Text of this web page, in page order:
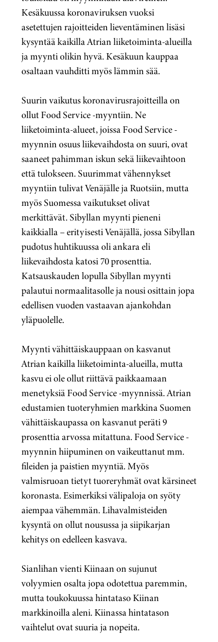
Kesäkuussa koronaviruksen vuoksi
asetettujen rajoitteiden lieventäminen lisäsi
kysyntää kaikilla Atrian liiketoiminta-alueilla
ja myynti olikin hyvä. Kesäkuun kauppaa
osaltaan vauhditti myös lämmin sää.
Suurin vaikutus koronavirusrajoitteilla on
ollut Food Service -myyntiin. Ne
liiketoiminta-alueet, joissa Food Service -
myynnin osuus liikevaihdosta on suuri, ovat
saaneet pahimman iskun sekä liikevaihtoon
että tulokseen. Suurimmat vähennykset
myyntiin tulivat Venäjälle ja Ruotsiin, mutta
myös Suomessa vaikutukset olivat
merkittävät. Sibyllan myynti pieneni
kaikkialla – erityisesti Venäjällä, jossa Sibyllan
pudotus huhtikuussa oli ankara eli
liikevaihdosta katosi 70 prosenttia.
Katsauskauden lopulla Sibyllan myynti
palautui normaalitasolle ja nousi osittain jopa
edellisen vuoden vastaavan ajankohdan
yläpuolelle.
Myynti vähittäiskauppaan on kasvanut
Atrian kaikilla liiketoiminta-alueilla, mutta
kasvu ei ole ollut riittävä paikkaamaan
menetyksiä Food Service -myynnissä. Atrian
edustamien tuoteryhmien markkina Suomen
vähittäiskaupassa on kasvanut peräti 9
prosenttia arvossa mitattuna. Food Service -
myynnin hiipuminen on vaikeuttanut mm.
fileiden ja paistien myyntiä. Myös
valmisruoan tietyt tuoreryhmät ovat kärsineet
koronasta. Esimerkiksi välipaloja on syöty
aiempaa vähemmän. Lihavalmisteiden
kysyntä on ollut nousussa ja siipikarjan
kehitys on edelleen kasvava.
Sianlihan vienti Kiinaan on sujunut
volyymien osalta jopa odotettua paremmin,
mutta toukokuussa hintataso Kiinan
markkinoilla aleni. Kiinassa hintatason
vaihtelut ovat suuria ja nopeita.